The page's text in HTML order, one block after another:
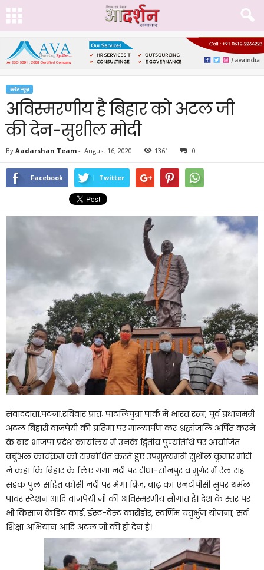
करेंट न्यूज़
अविस्मरणीय है बिहार को अटल जी
की देन-सुशील मोदी
By Aadarshan Team - August 16, 2020 1361 0
Facebook Twitter
संवाददाता.पटना.रविवार प्रातः पाटलिपुत्रा पार्क में भारत रत्न, पूर्व प्रधानमंत्री
अटल बिहारी वाजपेयी की प्रतिमा पर माल्यार्पण कर श्रद्धांजलि अर्पित करने
के बाद भाजपा प्रदेश कार्यालय में उनके द्वितीय पुण्यतिथि पर आयोजित
वर्चुअल कार्यक्रम को सम्बोधित करते हुए उपमुख्यमंत्री सुशील कुमार मोदी
ने कहा कि बिहार के लिए गंगा नदी पर दीधा-सोनपुर व मुंगेर में रेल सह
सडक पुल सहित कोसी नदी पर मेगा ब्रिज, बाढ़ का एनटीपीसी सुपर थर्मल
पावर स्टेशन आदि वाजपेयी जी की अविस्मरणीय सौगात है। देश के स्तर पर
भी किसान क्रेडिट कार्ड, ईस्ट-वेस्ट कारीडोर, स्वर्णिम चतुर्भुज योजना, सर्व
शिक्षा अभियान आदि अटल जी की ही देन है।